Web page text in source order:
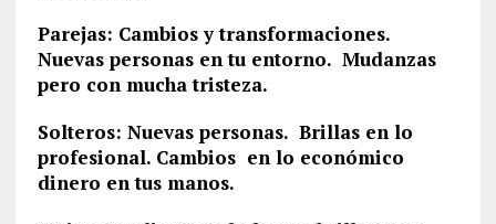
Parejas: Cambios y transformaciones.
Nuevas personas en tu entorno. Mudanzas
pero con mucha tristeza.
Solteros: Nuevas personas. Brillas en lo
profesional. Cambios en lo económico
dinero en tus manos.